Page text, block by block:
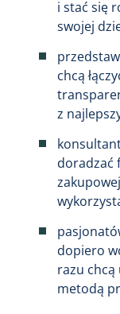
i stać się
swojej
chcą
z
doradzać
dopiero
razu chcą
metodą